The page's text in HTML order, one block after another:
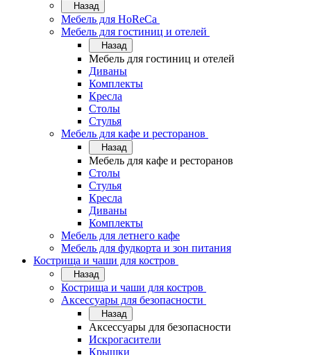
Назад
Мебель для HoReCa
Мебель для гостиниц и отелей
Назад
Мебель для гостиниц и отелей
Диваны
Комплекты
Кресла
Столы
Стулья
Мебель для кафе и ресторанов
Назад
Мебель для кафе и ресторанов
Столы
Стулья
Кресла
Диваны
Комплекты
Мебель для летнего кафе
Мебель для фудкорта и зон питания
Кострища и чаши для костров
Назад
Кострища и чаши для костров
Аксессуары для безопасности
Назад
Аксессуары для безопасности
Искрогасители
Крышки